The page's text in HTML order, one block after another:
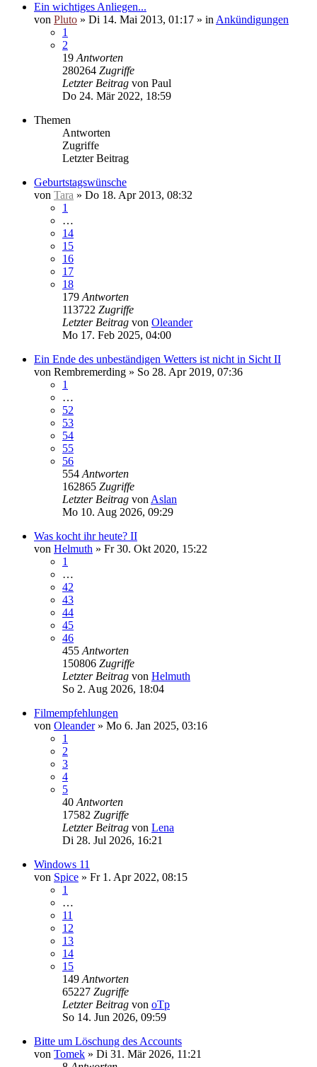
Ein wichtiges Anliegen...
von Pluto » Di 14. Mai 2013, 01:17 » in Ankündigungen
1
2
19 Antworten
280264 Zugriffe
Letzter Beitrag von Paul
Do 24. Mär 2022, 18:59
Themen
Antworten
Zugriffe
Letzter Beitrag
Geburtstagswünsche
von Tara » Do 18. Apr 2013, 08:32
1
…
14
15
16
17
18
179 Antworten
113722 Zugriffe
Letzter Beitrag von Oleander
Mo 17. Feb 2025, 04:00
Ein Ende des unbeständigen Wetters ist nicht in Sicht II
von Rembremerding » So 28. Apr 2019, 07:36
1
…
52
53
54
55
56
554 Antworten
162865 Zugriffe
Letzter Beitrag von Aslan
Mo 10. Aug 2026, 09:29
Was kocht ihr heute? II
von Helmuth » Fr 30. Okt 2020, 15:22
1
…
42
43
44
45
46
455 Antworten
150806 Zugriffe
Letzter Beitrag von Helmuth
So 2. Aug 2026, 18:04
Filmempfehlungen
von Oleander» Mo 6. Jan 2025, 03:16
1
2
3
4
5
40 Antworten
17582 Zugriffe
Letzter Beitrag von Lena
Di 28. Jul 2026, 16:21
Windows 11
von Spice » Fr 1. Apr 2022, 08:15
1
…
11
12
13
14
15
149 Antworten
65227 Zugriffe
Letzter Beitrag von oTp
So 14. Jun 2026, 09:59
Bitte um Löschung des Accounts
von Tomek » Di 31. Mär 2026, 11:21